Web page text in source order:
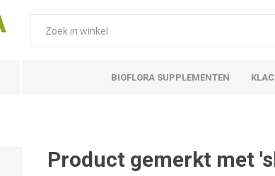
BIOFLORA SUPPLEMENTEN
Product gemerkt met